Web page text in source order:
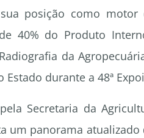
posição como
40% do Produto
da
durante a 48ª
Secretaria da
um panorama